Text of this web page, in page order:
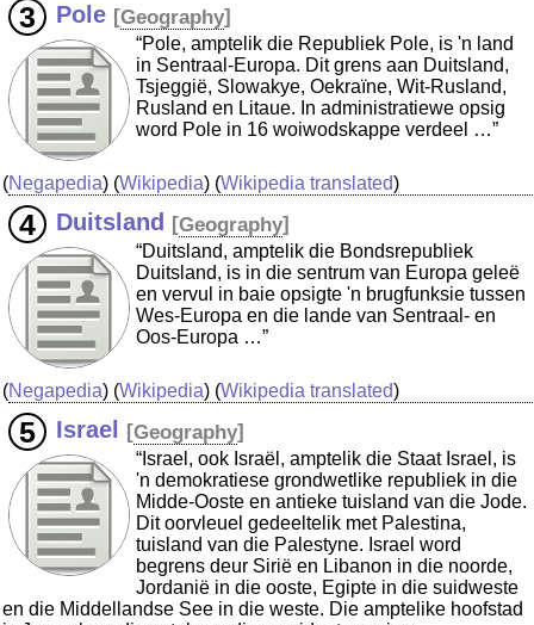
Pole [Geography]
“Pole, amptelik die Republiek Pole, is 'n land
in Sentraal-Europa. Dit grens aan Duitsland,
Tsjeggië, Slowakye, Oekraïne, Wit-Rusland,
Rusland en Litaue. In administratiewe opsig
word Pole in 16 woiwodskappe verdeel …”
(Negapedia) (Wikipedia) (Wikipedia translated)
Duitsland [Geography]
“Duitsland, amptelik die Bondsrepubliek
Duitsland, is in die sentrum van Europa geleë
en vervul in baie opsigte 'n brugfunksie tussen
Wes-Europa en die lande van Sentraal- en
Oos-Europa …”
(Negapedia) (Wikipedia) (Wikipedia translated)
Israel [Geography]
“Israel, ook Israël, amptelik die Staat Israel, is
'n demokratiese grondwetlike republiek in die
Midde-Ooste en antieke tuisland van die Jode.
Dit oorvleuel gedeeltelik met Palestina,
tuisland van die Palestyne. Israel word
begrens deur Sirië en Libanon in die noorde,
Jordanië in die ooste, Egipte in die suidweste
en die Middellandse See in die weste. Die amptelike hoofstad